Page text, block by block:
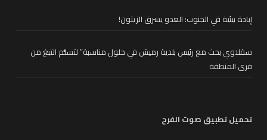
إبادة بيئية في الجنوب: العدو يسرق الزيتون!
سقلاوي بحث مع رئيس بلدية رميش في حلول مناسبة” لتسلُّم التبغ من
قرى المنطقة
تحميل تطبيق صوت الفرح